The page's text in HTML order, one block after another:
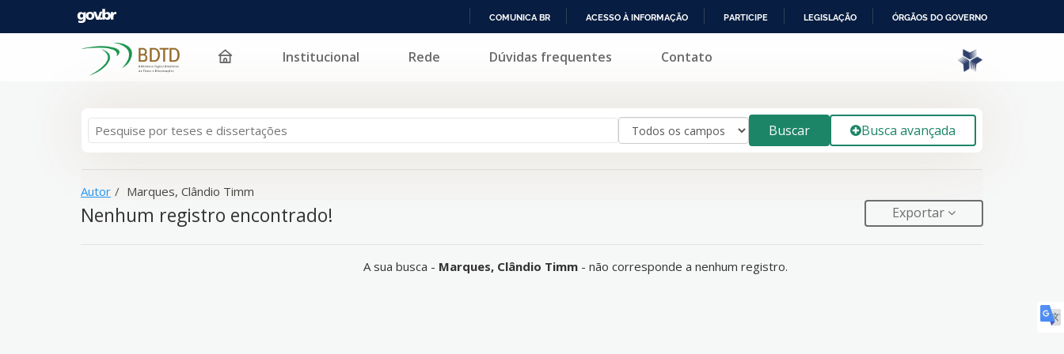
PARA
COMUNICA BR ACESSO À INFORMAÇÃO PARTICIPE LEGISLAÇÃO ÓRGÃOS DO GOVERNO
Marques, Clândio Timm - não corresponde a nenhum registro.
Pular para o conteúdo Institucional Rede Dúvidas frequentes Contato
Buscar Busca avançada
Autor Marques, Clândio Timm
Nenhum registro encontrado! Exportar
A sua busca - Marques, Clândio Timm - não corresponde a nenhum registro.